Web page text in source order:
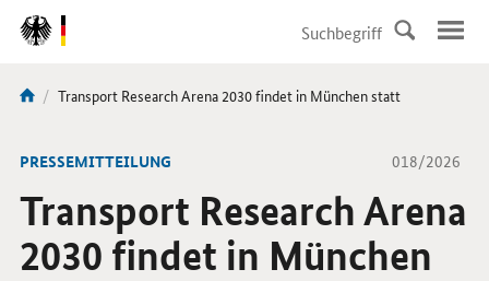
DirektZu:
Navigation
Sie
hier:
Aktuelle
Transport Research Arena 2030 findet in München statt
PRESSEMITTEILUNG 018/2026
Transport Research Arena
2030 findet in München